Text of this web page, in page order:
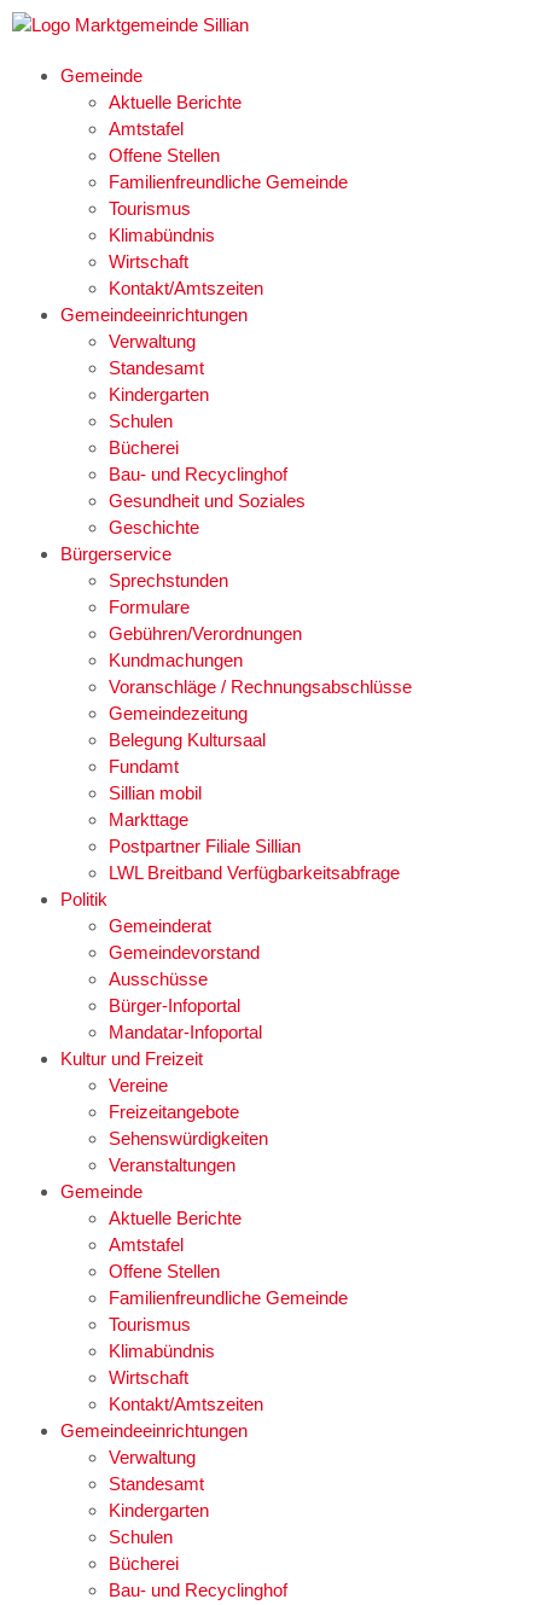
Gemeinde
Aktuelle Berichte
Amtstafel
Offene Stellen
Familienfreundliche Gemeinde
Tourismus
Klimabündnis
Wirtschaft
Kontakt/Amtszeiten
Gemeindeeinrichtungen
Verwaltung
Standesamt
Kindergarten
Schulen
Bücherei
Bau- und Recyclinghof
Gesundheit und Soziales
Geschichte
Bürgerservice
Sprechstunden
Formulare
Gebühren/Verordnungen
Kundmachungen
Voranschläge / Rechnungsabschlüsse
Gemeindezeitung
Belegung Kultursaal
Fundamt
Sillian mobil
Markttage
Postpartner Filiale Sillian
LWL Breitband Verfügbarkeitsabfrage
Politik
Gemeinderat
Gemeindevorstand
Ausschüsse
Bürger-Infoportal
Mandatar-Infoportal
Kultur und Freizeit
Vereine
Freizeitangebote
Sehenswürdigkeiten
Veranstaltungen
Gemeinde
Aktuelle Berichte
Amtstafel
Offene Stellen
Familienfreundliche Gemeinde
Tourismus
Klimabündnis
Wirtschaft
Kontakt/Amtszeiten
Gemeindeeinrichtungen
Verwaltung
Standesamt
Kindergarten
Schulen
Bücherei
Bau- und Recyclinghof